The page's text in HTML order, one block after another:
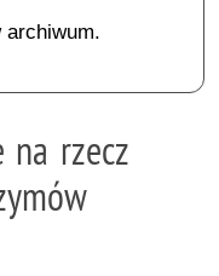
archiwum.
na rzecz